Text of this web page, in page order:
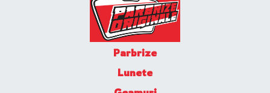
Parbrize
Lunete